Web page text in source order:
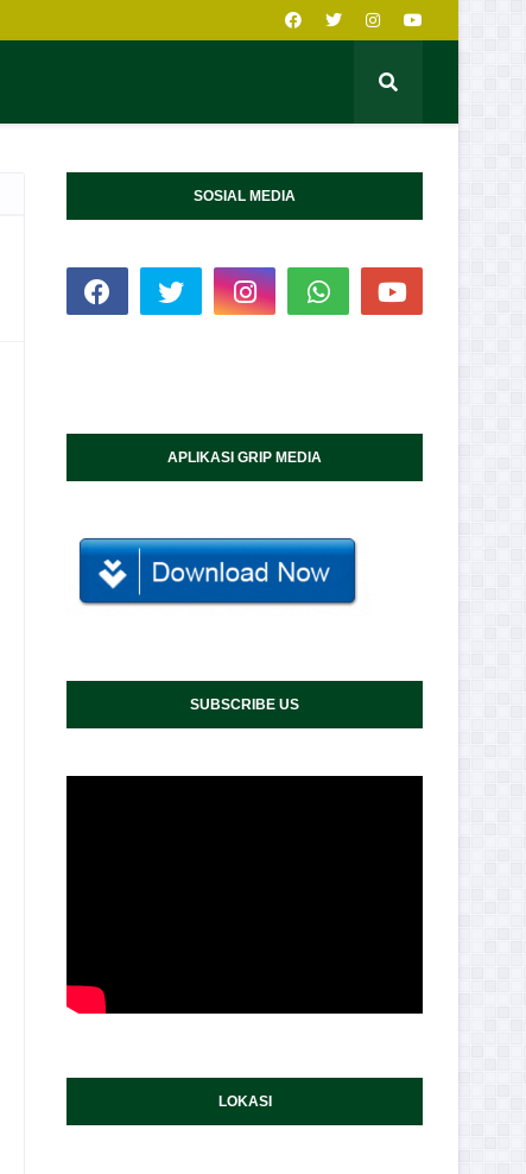
SOSIAL MEDIA
APLIKASI GRIP MEDIA
SUBSCRIBE US
LOKASI